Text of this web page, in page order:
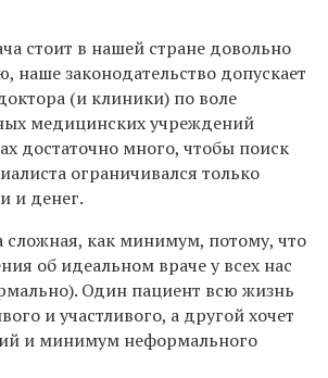
стоит в нашей стране довольно
наше законодательство допускает
(и клиники) по воле
медицинских учреждений
достаточно много, чтобы поиск
ограничивался только
и денег.
сложная, как минимум, потому, что
об идеальном враче у всех нас
Один пациент всю жизнь
и участливого, а другой хочет
и минимум неформального